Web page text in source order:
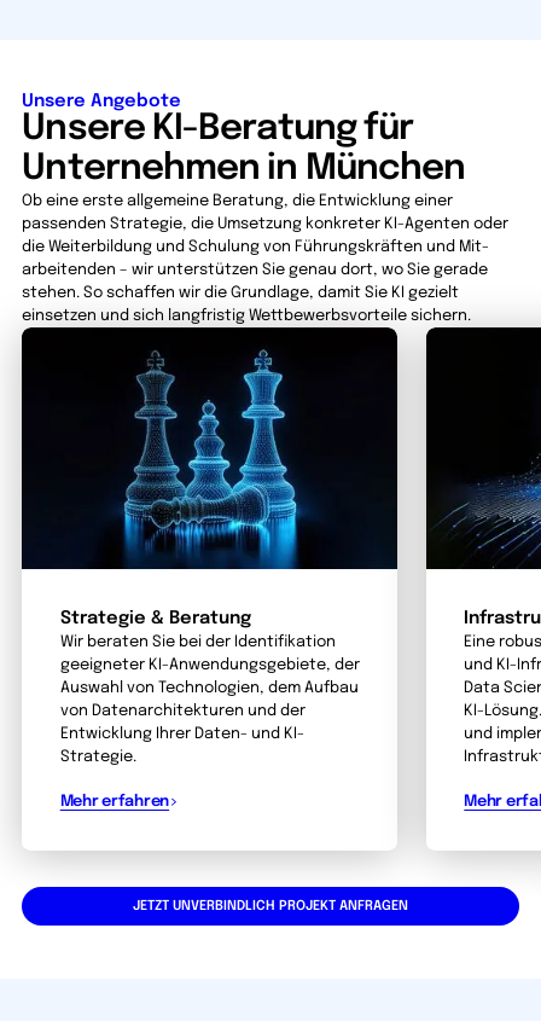
Unsere Angebote
Unsere KI-Beratung für
Unternehmen in München
Ob eine erste allgemeine Beratung, die Entwicklung einer
passenden Strategie, die Umsetzung konkreter KI-Agenten oder
die Weiterbildung und Schulung von Führungskräften und Mit­
arbeit­enden – wir unterstützen Sie genau dort, wo Sie gerade
stehen. So schaffen wir die Grundlage, damit Sie KI gezielt
einsetzen und sich langfristig Wettbewerbsvorteile sichern.
Strategie & Beratung
Wir beraten Sie bei der Identifikation
geeigneter KI-Anwendungsgebiete, der
Auswahl von Technologien, dem Aufbau
von Datenarchitekturen und der
Entwicklung Ihrer Daten- und KI-
Strategie.
Mehr erfahren
Eine
und KI-
Data
KI-
und
Mehr
JETZT UNVERBINDLICH PROJEKT ANFRAGEN